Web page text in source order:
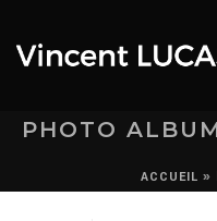
PHOTO
ACCUEIL »